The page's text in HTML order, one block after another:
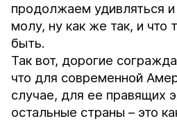
продолжаем удивляться и
молу, ну как же так, и что
быть.
Так вот, дорогие
что для современной
случае, для ее правящих
остальные страны – это